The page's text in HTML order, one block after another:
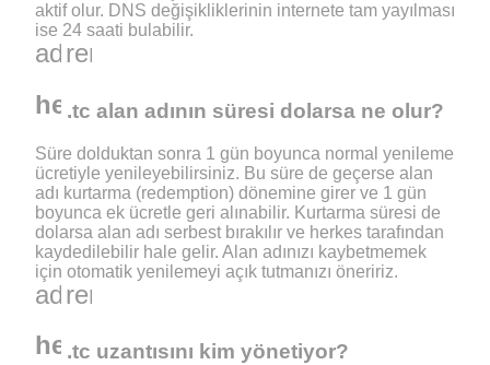
aktif olur. DNS değişikliklerinin internete tam yayılması
ise 24 saati bulabilir.
addremove
help_outline
.tc alan adının süresi dolarsa ne olur?
Süre dolduktan sonra 1 gün boyunca normal yenileme
ücretiyle yenileyebilirsiniz. Bu süre de geçerse alan
adı kurtarma (redemption) dönemine girer ve 1 gün
boyunca ek ücretle geri alınabilir. Kurtarma süresi de
dolarsa alan adı serbest bırakılır ve herkes tarafından
kaydedilebilir hale gelir. Alan adınızı kaybetmemek
için otomatik yenilemeyi açık tutmanızı öneririz.
addremove
help_outline
.tc uzantısını kim yönetiyor?